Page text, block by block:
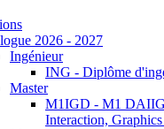
2026 - 2027
Ingénieur
ING - Diplôme
Master
M1IGD - M1
Interaction,